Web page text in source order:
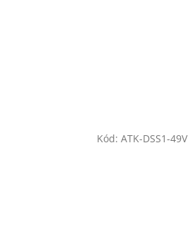
Kód: ATK-DSS1-49V